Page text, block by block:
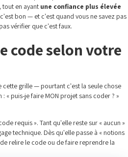
, tout en ayant une confiance plus élevée
bon — et c'est quand vous ne savez pas
vérifier que c'est faux.
code selon votre
cette grille — pourtant c'est la seule chose
« puis-je faire MON projet sans coder ? »
requis ». Tant qu'elle reste sur « aucun »
technique. Dès qu'elle passe à « notions
relire le code ou de faire reprendre la